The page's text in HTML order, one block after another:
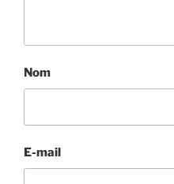
Nom
E-mail